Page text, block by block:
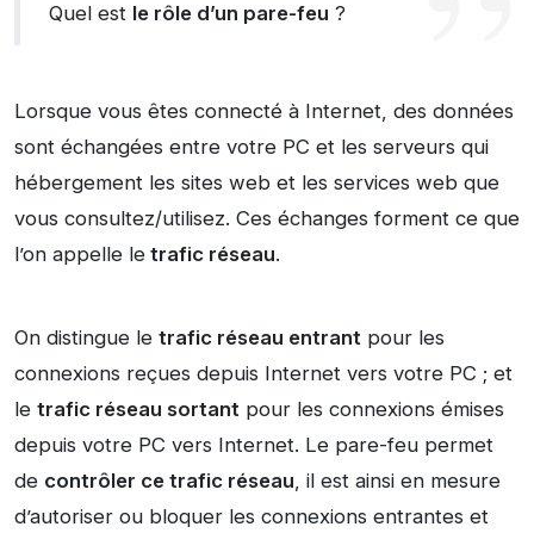
Quel est le rôle d’un pare-feu ?
Lorsque vous êtes connecté à Internet, des données
sont échangées entre votre PC et les serveurs qui
hébergement les sites web et les services web que
vous consultez/utilisez. Ces échanges forment ce que
l’on appelle le trafic réseau.
On distingue le trafic réseau entrant pour les
connexions reçues depuis Internet vers votre PC ; et
le trafic réseau sortant pour les connexions émises
depuis votre PC vers Internet. Le pare-feu permet
de contrôler ce trafic réseau, il est ainsi en mesure
d’autoriser ou bloquer les connexions entrantes et